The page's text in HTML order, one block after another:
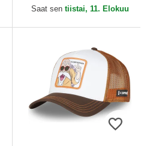
Capslab
Saat sen tiistai, 11. Elokuu